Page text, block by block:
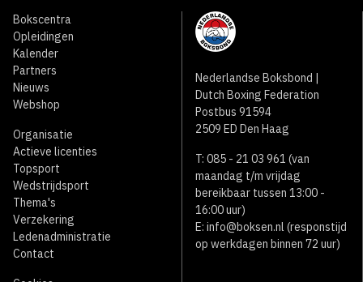
Bokscentra
Opleidingen
Kalender
Partners
Nieuws
Webshop
Organisatie
Actieve licenties
Topsport
Wedstrijdsport
Thema's
Verzekering
Ledenadministratie
Contact
Nederlandse Boksbond |
Dutch Boxing Federation
Postbus 91594
2509 ED Den Haag
T: 085 - 21 03 961 (van
maandag t/m vrijdag
bereikbaar tussen 13:00 -
16:00 uur)
E: info@boksen.nl (responstijd
op werkdagen binnen 72 uur)